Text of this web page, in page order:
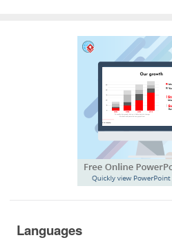
Languages